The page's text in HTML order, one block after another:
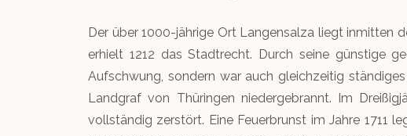
Der über 1000-jährige Ort Langensalza liegt inmitten
erhielt 1212 das Stadtrecht. Durch seine günstige
Aufschwung, sondern war auch gleichzeitig
Landgraf von Thüringen niedergebrannt. Im
vollständig zerstört. Eine Feuerbrunst im Jahre